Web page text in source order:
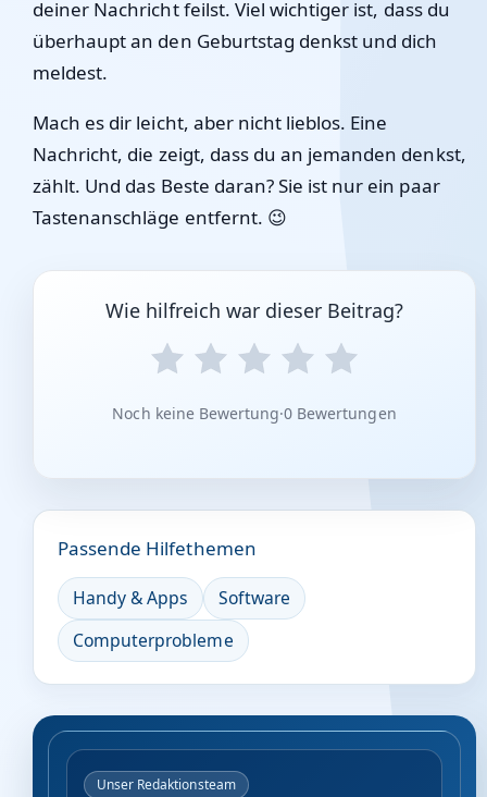
deiner Nachricht feilst. Viel wichtiger ist, dass du
überhaupt an den Geburtstag denkst und dich
meldest.
Mach es dir leicht, aber nicht lieblos. Eine
Nachricht, die zeigt, dass du an jemanden denkst,
zählt. Und das Beste daran? Sie ist nur ein paar
Tastenanschläge entfernt. 😉
Wie hilfreich war dieser Beitrag?
Noch keine Bewertung·0 Bewertungen
Passende Hilfethemen
Handy & Apps
Software
Computerprobleme
Unser Redaktionsteam